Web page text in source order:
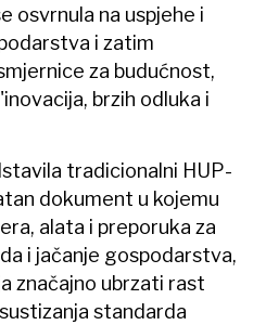
osvrnula na uspjehe i
i zatim
za budućnost,
brzih odluka i
tradicionalni HUP-
dokument u kojemu
alata i preporuka za
i jačanje gospodarstva,
značajno ubrzati rast
standarda